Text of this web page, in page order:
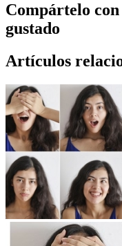
Compártelo
gustado
Artículos